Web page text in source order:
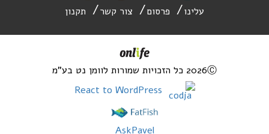
עלינו פרסום צור קשר תקנון
2026Ⓒ כל הזכויות שמורות לוומן נט בע"מ
AskPavel